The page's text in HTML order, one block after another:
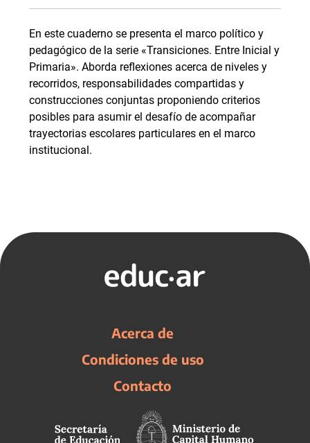
En este cuaderno se presenta el marco político y
pedagógico de la serie «Transiciones. Entre Inicial y
Primaria». Aborda reflexiones acerca de niveles y
recorridos, responsabilidades compartidas y
construcciones conjuntas proponiendo criterios
posibles para asumir el desafío de acompañar
trayectorias escolares particulares en el marco
institucional.
Acerca de
Condiciones de uso
Contacto